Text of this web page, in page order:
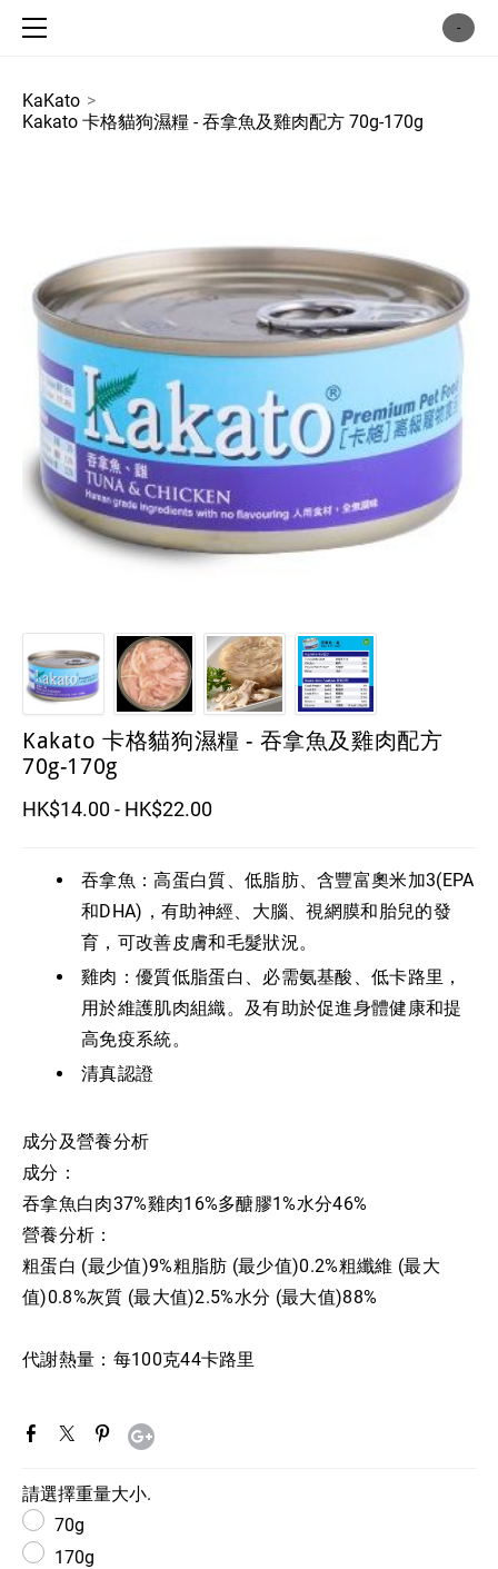
-
KaKato >
Kakato 卡格貓狗濕糧 - 吞拿魚及雞肉配方 70g-170g
Kakato 卡格貓狗濕糧 - 吞拿魚及雞肉配方
70g-170g
HK$14.00 - HK$22.00
吞拿魚：高蛋白質、低脂肪、含豐富奧米加3(EPA
和DHA)，有助神經、大腦、視網膜和胎兒的發
育，可改善皮膚和毛髮狀況。
雞肉：優質低脂蛋白、必需氨基酸、低卡路里，
用於維護肌肉組織。及有助於促進身體健康和提
高免疫系統。
清真認證
成分及營養分析
成分：
吞拿魚白肉37%雞肉16%多醣膠1%水分46%
營養分析：
粗蛋白 (最少值)9%粗脂肪 (最少值)0.2%粗纖維 (最大
值)0.8%灰質 (最大值)2.5%水分 (最大值)88%
代謝熱量：每100克44卡路里
請選擇重量大小.
70g
170g
凍乾犬用鮮肉糧 / dog freezedried
凍乾貓用鮮肉糧 / cat . freezedried
犬用保健 / dog supplement
貓用保健 / cat supplement
寵物護理用品 / pet cleaning supplies
犬貓小食 / snacks
貓砂 / cat little